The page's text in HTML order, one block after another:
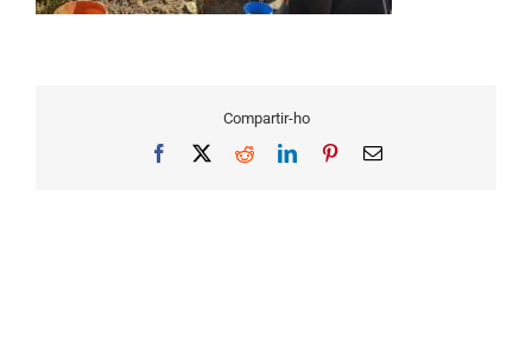
Compartir-ho
Facebook RedditLinkedInPinterestEmail